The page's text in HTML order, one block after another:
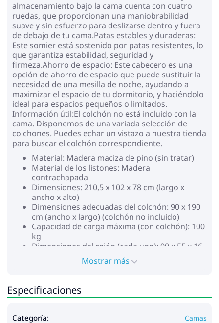
almacenamiento bajo la cama cuenta con cuatro
ruedas, que proporcionan una maniobrabilidad
suave y sin esfuerzo para deslizarse dentro y fuera
de debajo de tu cama.Patas estables y duraderas:
Este somier está sostenido por patas resistentes, lo
que garantiza estabilidad, seguridad y
firmeza.Ahorro de espacio: Este cabecero es una
opción de ahorro de espacio que puede sustituir la
necesidad de una mesilla de noche, ayudando a
maximizar el espacio de tu dormitorio, y haciéndolo
ideal para espacios pequeños o limitados.
Información útil:El colchón no está incluido con la
cama. Disponemos de una variada selección de
colchones. Puedes echar un vistazo a nuestra tienda
para buscar el colchón correspondiente.
Material: Madera maciza de pino (sin tratar)
Material de los listones: Madera
contrachapada
Dimensiones: 210,5 x 102 x 78 cm (largo x
ancho x alto)
Dimensiones adecuadas del colchón: 90 x 190
cm (ancho x largo) (colchón no incluido)
Capacidad de carga máxima (con colchón): 100
kg
Dimensiones del cajón (cada uno): 90 x 55 x 16
cm (ancho x profundo x alto)
Capacidad de carga máx. (por cajón): 20 kg
Con 2 cajones debajo de la cama
Requiere montaje: Sí
Mostrar más
Especificaciones
Categoría: Camas